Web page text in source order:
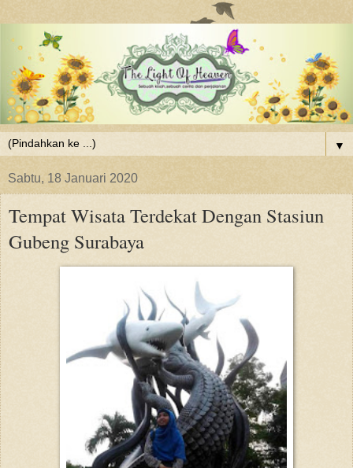
▼
Sabtu, 18 Januari 2020
Tempat Wisata Terdekat Dengan Stasiun
Gubeng Surabaya